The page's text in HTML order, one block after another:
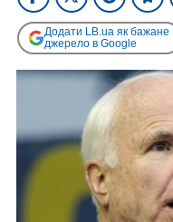
Додати LB.ua як бажане
джерело в Google